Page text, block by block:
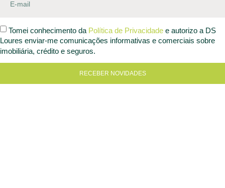
Tomei conhecimento da Política de Privacidade e autorizo a DS
Loures enviar-me comunicações informativas e comerciais sobre
imobiliária, crédito e seguros.
RECEBER NOVIDADES